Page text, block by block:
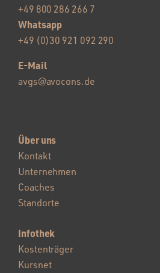
+49 800 286 266 7
Whatsapp
+49 (0)30 921 092 290
E-Mail
avgs@avocons.de
Über uns
Kontakt
Unternehmen
Coaches
Standorte
Infothek
Kostenträger
Kursnet